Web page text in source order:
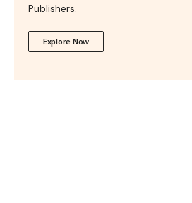
Publishers.
Explore Now